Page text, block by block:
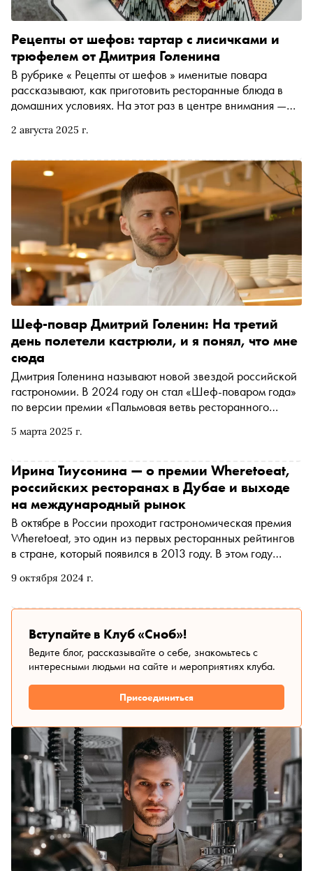
популярным и зачем каждый год поднимать для себя
планку
2 августа 2025 г.
Рецепты от шефов: тартар с лисичками и
трюфелем от Дмитрия Голенина
В рубрике « Рецепты от шефов » именитые повара
рассказывают, как приготовить ресторанные блюда в
домашних условиях. На этот раз в центре внимания —
шеф-повар Дмитрий Голенин, который знает про это
несколько лет он проработал в петербургском Tartarbar,
а сейчас отвечает за московский ресторан Sage, где
представляют уже 14-ю версию этого блюда за три года
существования проекта
5 марта 2025 г.
Шеф-повар Дмитрий Голенин: На третий
день полетели кастрюли, и я понял, что мне
сюда
Дмитрия Голенина называют новой звездой российской
гастрономии. В 2024 году он стал «Шеф-поваром года»
по версии премии «Пальмовая ветвь ресторанного
Chef's Breakfast, а возглавляемый им ресторан Sage
том, как не проспать вдохновение, не бояться
экспериментировать и пробовать новое, работать с
овощами, а также что такое пьяный краб и где его едят,
шеф-повар ресторана Sage рассказал в интервью
редактору «Сноба» Марии Макуш
9 октября 2024 г.
Ирина Тиусонина — о премии Wheretoeat,
российских ресторанах в Дубае и выходе
на международный рынок
В октябре в России проходит гастрономическая премия
Wheretoeat, это один из первых ресторанных рейтингов
в стране, который появился в 2013 году. В этом году
получили рестораны на Дальнем Востоке, Сочи, на
Новгород и Казань. 6 ноября церемония пройдет в
Москве, а 14-го в Санкт-Петербурге. «Сноб» поговорил
с Ириной Тиусониной, основателем и продюсером
ресторанной премии Wheretoeat, о том, как изменилась
ресторанная индустрия в нашей стране за последнее
десятилетие, почему звезды Мишлен больше
неактуальны в России и стоит ли ждать выхода
Wheretoeat на международный рынок
Вступайте в Клуб «Сноб»!
Ведите блог, рассказывайте о себе, знакомьтесь с
интересными людьми на сайте и мероприятиях клуба.
Присоединиться